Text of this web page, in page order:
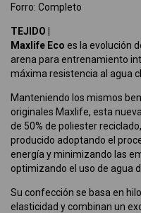
Forro: Completo
TEJIDO |
Maxlife Eco es la evolución
arena para entrenamiento
máxima resistencia al agua
Manteniendo los mismos
originales Maxlife, esta
de 50% de poliester
producido adoptando el
energía y minimizando las
optimizando el uso de agua
Su confección se basa en
elasticidad y combinan un